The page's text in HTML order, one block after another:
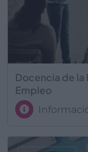
Docencia de la
Empleo